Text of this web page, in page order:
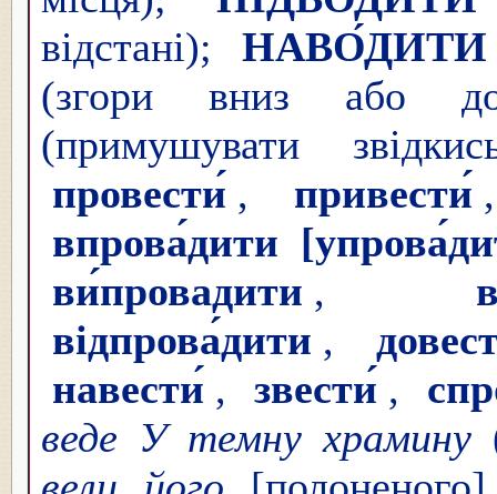
відстані);
НАВО́ДИТИ
(згори вниз або
(примушувати
провести́ , привести́
впрова́дити
ви́провадити ,
відпрова́дити ,
навести́ , звести́ ,
веде У темну храмину